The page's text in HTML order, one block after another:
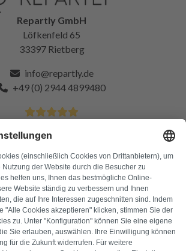
Repartly GmbH
Löfkenfeld 65
33397 Rietberg
info@repartly.de
+49 (0) 2944 4899480
FAQ
Alle Fehlercodes
Über uns
Presse